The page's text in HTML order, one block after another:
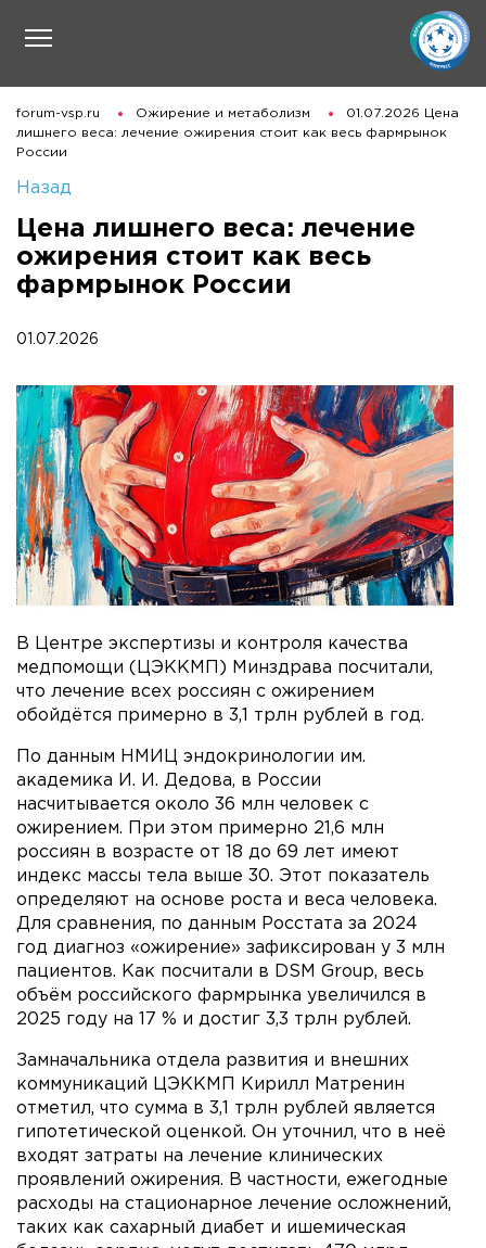
forum-vsp.ru Ожирение и метаболизм
01.07.2026 Цена
лишнего веса: лечение ожирения стоит как весь фармрынок
России
Назад
Цена лишнего веса: лечение
ожирения стоит как весь
фармрынок России
01.07.2026
В Центре экспертизы и контроля качества
медпомощи (ЦЭККМП) Минздрава посчитали,
что лечение всех россиян с ожирением
обойдётся примерно в 3,1 трлн рублей в год.
По данным НМИЦ эндокринологии им.
академика И. И. Дедова, в России
насчитывается около 36 млн человек с
ожирением. При этом примерно 21,6 млн
россиян в возрасте от 18 до 69 лет имеют
индекс массы тела выше 30. Этот показатель
определяют на основе роста и веса человека.
Для сравнения, по данным Росстата за 2024
год диагноз «ожирение» зафиксирован у 3 млн
пациентов. Как посчитали в DSM Group, весь
объём российского фармрынка увеличился в
2025 году на 17 % и достиг 3,3 трлн рублей.
Замначальника отдела развития и внешних
коммуникаций ЦЭККМП Кирилл Матренин
отметил, что сумма в 3,1 трлн рублей является
гипотетической оценкой. Он уточнил, что в неё
входят затраты на лечение клинических
проявлений ожирения. В частности, ежегодные
расходы на стационарное лечение осложнений,
таких как сахарный диабет и ишемическая